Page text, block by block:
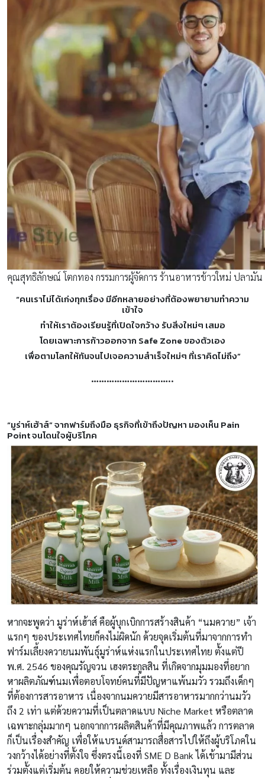
คุณสุทธิลักษณ์ โตกทอง กรรมการผู้จัดการ ร้านอาหารข้าวใหม่ ปลามั
“คนเราไม่ได้เก่งทุกเรื่อง มีอีกหลายอย่างที่ต้องพยายามทำความ
เข้าใจ
ทำให้เราต้องเรียนรู้ที่เปิดใจกว้าง รับสิ่งใหม่ๆ เสมอ
โดยเฉพาะการก้าวออกจาก Safe Zone ของตัวเอง
เพื่อตามโลกให้ทันจนไปเจอความสำเร็จใหม่ๆ ที่เราคิดไม่ถึง”
…………………………..
“มูร่าห์เฮ้าส์” จากฟาร์มถึงมือ ธุรกิจที่เข้าถึงปัญหา มองเห็น Pain
Point จนโดนใจผู้บริโภค
หากจะพูดว่า มูร่าห์เฮ้าส์ คือผู้บุกเบิกการสร้างสินค้า “นมควาย” เจ้า
แรกๆ ของประเทศไทยก็คงไม่ผิดนัก ด้วยจุดเริ่มต้นที่มาจากการทำ
ฟาร์มเลี้ยงควายนมพันธุ์มูร่าห์แห่งแรกในประเทศไทย ตั้งแต่ปี
พ.ศ. 2546 ของคุณรัญจวน เฮงตระกูลสิน ที่เกิดจากมุมมองที่อยาก
หาผลิตภัณฑ์นมเพื่อตอบโจทย์คนที่มีปัญหาแพ้นมวัว รวมถึงเด็กๆ
ที่ต้องการสารอาหาร เนื่องจากนมควายมีสารอาหารมากกว่านมวัว
ถึง 2 เท่า แต่ด้วยความที่เป็นตลาดแบบ Niche Market หรือตลาด
เฉพาะกลุ่มมากๆ นอกจากการผลิตสินค้าที่มีคุณภาพแล้ว การตลาด
ก็เป็นเรื่องสำคัญ เพื่อให้แบรนด์สามารถสื่อสารไปให้ถึงผู้บริโภคใน
วงกว้างได้อย่างที่ตั้งใจ ซึ่งตรงนี้เองที่ SME D Bank ได้เข้ามามีส่วน
ร่วมตั้งแต่เริ่มต้น คอยให้ความช่วยเหลือ ทั้งเรื่องเงินทุน และ